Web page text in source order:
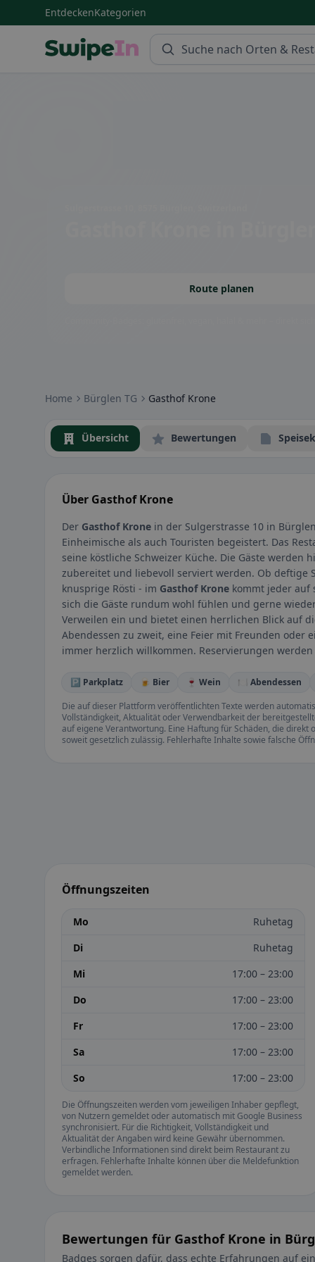
EntdeckenKategorien
Route planen
Home Bürglen TG Gasthof Krone
Übersicht Bewertungen
Über Gasthof Krone
Der Gasthof Krone in der Sulgerstrasse 10 in
Einheimische als auch Touristen begeistert. Das
seine köstliche Schweizer Küche. Die Gäste
zubereitet und liebevoll serviert werden. Ob deftige
knusprige Rösti - im Gasthof Krone kommt jeder auf
sich die Gäste rundum wohl fühlen und gerne
Verweilen ein und bietet einen herrlichen Blick auf
Abendessen zu zweit, eine Feier mit Freunden oder
immer herzlich willkommen. Reservierungen
🅿️ Parkplatz 🍺 Bier 🍷 Wein 🍽️ Abendessen
Die auf dieser Plattform veröffentlichten Texte werden
Vollständigkeit, Aktualität oder Verwendbarkeit der
auf eigene Verantwortung. Eine Haftung für Schäden, die
soweit gesetzlich zulässig. Fehlerhafte Inhalte sowie falsche
Öffnungszeiten
Mo
Ruhetag
Di
Ruhetag
Mi
17:00 – 23:00
Do
17:00 – 23:00
Fr
17:00 – 23:00
Sa
17:00 – 23:00
So
17:00 – 23:00
Die Öffnungszeiten werden vom jeweiligen Inhaber gepflegt,
von Nutzern gemeldet oder automatisch mit Google Business
synchronisiert. Für die Richtigkeit, Vollständigkeit und
Aktualität der Angaben wird keine Gewähr übernommen.
Verbindliche Informationen sind direkt beim Restaurant zu
erfragen. Fehlerhafte Inhalte können über die Meldefunktion
gemeldet werden.
Bewertungen für Gasthof Krone in
Badges sorgen dafür, dass echte Erfahrungen auf